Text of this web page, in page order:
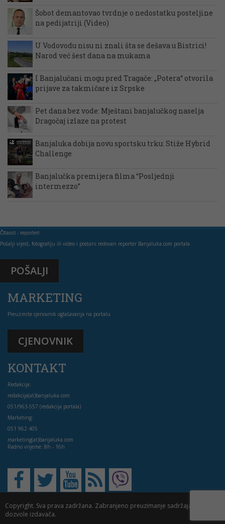
Šobot demantovao tvrdnje o nedostatku posteljine
na pedijatriji (Video)
U Vodovodu nisu ni znali šta se dešava u Bistrici!
Narod već šest dana na mukama
I Banjalučani mogu pred Tragače: „Potera“ otvorila
prijave za takmičare iz Srpske
Pet dana bez vode: Mještani banjalučkog naselja
Dragočaj izlaze na protest
Banjaluka dobija novu sportsku trku: Stiže Hybrid
Challenge
Banjalučka premijera filma “Posljednji
intermezzo”
Čitaoci - reporteri
Pošalji vijest, fotografiju ili video i postani redovan reporter Banjaluka.com portala
POŠALJI
MARKETING
Preuzmite cjenovnik oglašavanja na portalu
CJENOVNIK
KONTAKT
Redakcija:
redakcija(at)banjaluka.com
051/963-557 (redakcija portala)
Marketing:
051 962 405
marketing(at)banjaluka.com
Radno vrijeme: 8h - 16h
Copyright. Sva prava zadržana. Zabranjeno preuzimanje sadržaja bez
dozvole izdavača.